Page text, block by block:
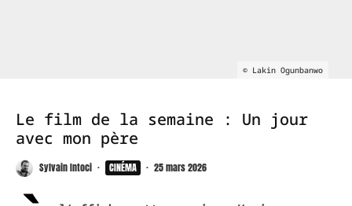
© Lakin Ogunbanwo
Le film de la semaine : Un jour
avec mon père
Sylvain Intoci · CINÉMA · 25 mars 2026